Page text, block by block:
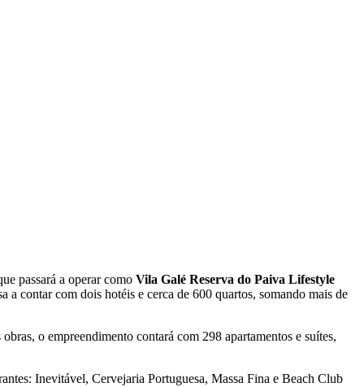
passará a operar como Vila Galé Reserva do Paiva Lifestyle
a contar com dois hotéis e cerca de 600 quartos, somando mais de
o empreendimento contará com 298 apartamentos e suítes,
Inevitável, Cervejaria Portuguesa, Massa Fina e Beach Club